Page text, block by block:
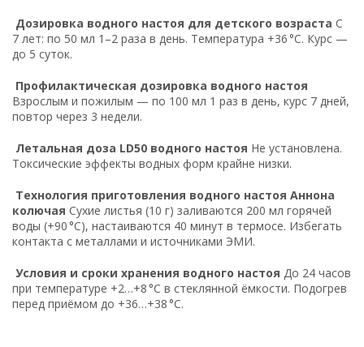
Дозировка водного настоя для детского возраста С
7 лет: по 50 мл 1–2 раза в день. Температура +36 °C. Курс —
до 5 суток.
Профилактическая дозировка водного настоя
Взрослым и пожилым — по 100 мл 1 раз в день, курс 7 дней,
повтор через 3 недели.
Летальная доза LD50 водного настоя Не установлена.
Токсические эффекты водных форм крайне низки.
Технология приготовления водного настоя Аннона
колючая Сухие листья (10 г) заливаются 200 мл горячей
воды (+90 °C), настаиваются 40 минут в термосе. Избегать
контакта с металлами и источниками ЭМИ.
Условия и сроки хранения водного настоя До 24 часов
при температуре +2…+8 °C в стеклянной ёмкости. Подогрев
перед приёмом до +36…+38 °C.